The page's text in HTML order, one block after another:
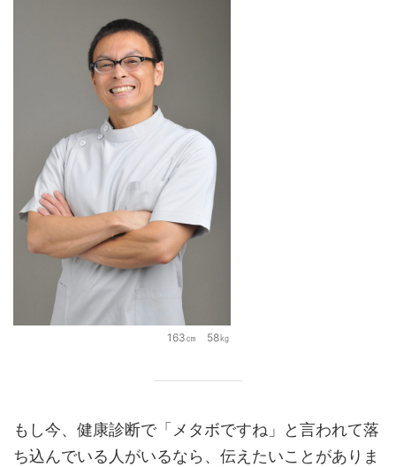
163㎝ 58㎏
もし今、健康診断で「メタボですね」と言われて落
ち込んでいる人がいるなら、伝えたいことがありま